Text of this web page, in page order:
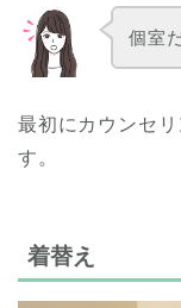
個室
最初にカウンセ
す。
着替え